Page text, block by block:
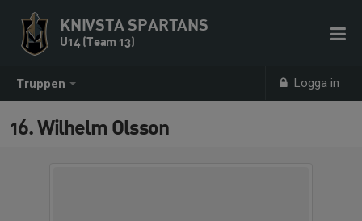
Truppen Logga in
KNIVSTA SPARTANS
U14 (Team 13)
16. Wilhelm Olsson